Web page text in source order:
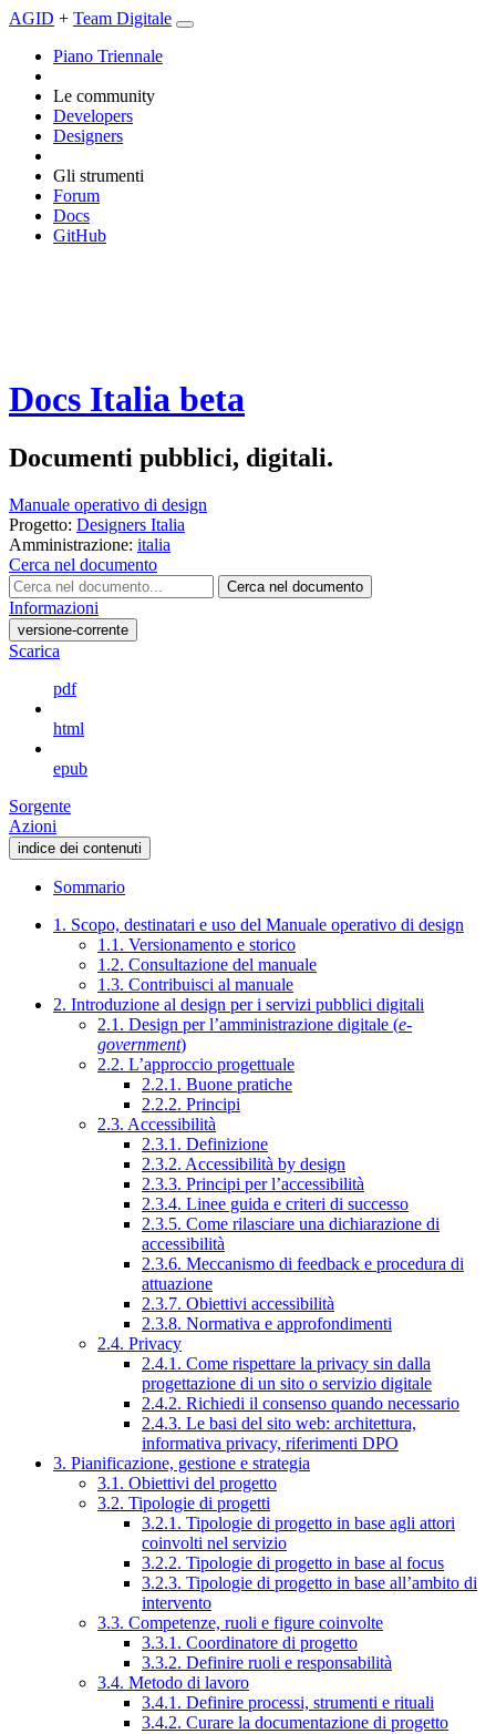
AGID + Team Digitale
Piano Triennale
Le community
Developers
Designers
Gli strumenti
Forum
Docs
GitHub
Docs Italia beta
Documenti pubblici, digitali.
Manuale operativo di design
Progetto: Designers Italia
Amministrazione: italia
Cerca nel documento
Cerca nel documento
Informazioni
versione-corrente
Scarica
pdf
html
epub
Sorgente
Azioni
indice dei contenuti
Sommario
1. Scopo, destinatari e uso del Manuale operativo di design
1.1. Versionamento e storico
1.2. Consultazione del manuale
1.3. Contribuisci al manuale
2. Introduzione al design per i servizi pubblici digitali
2.1. Design per l’amministrazione digitale (e-
government)
2.2. L’approccio progettuale
2.2.1. Buone pratiche
2.2.2. Principi
2.3. Accessibilità
2.3.1. Definizione
2.3.2. Accessibilità by design
2.3.3. Principi per l’accessibilità
2.3.4. Linee guida e criteri di successo
2.3.5. Come rilasciare una dichiarazione di
accessibilità
2.3.6. Meccanismo di feedback e procedura di
attuazione
2.3.7. Obiettivi accessibilità
2.3.8. Normativa e approfondimenti
2.4. Privacy
2.4.1. Come rispettare la privacy sin dalla
progettazione di un sito o servizio digitale
2.4.2. Richiedi il consenso quando necessario
2.4.3. Le basi del sito web: architettura,
informativa privacy, riferimenti DPO
3. Pianificazione, gestione e strategia
3.1. Obiettivi del progetto
3.2. Tipologie di progetti
3.2.1. Tipologie di progetto in base agli attori
coinvolti nel servizio
3.2.2. Tipologie di progetto in base al focus
3.2.3. Tipologie di progetto in base all’ambito di
intervento
3.3. Competenze, ruoli e figure coinvolte
3.3.1. Coordinatore di progetto
3.3.2. Definire ruoli e responsabilità
3.4. Metodo di lavoro
3.4.1. Definire processi, strumenti e rituali
3.4.2. Curare la documentazione di progetto